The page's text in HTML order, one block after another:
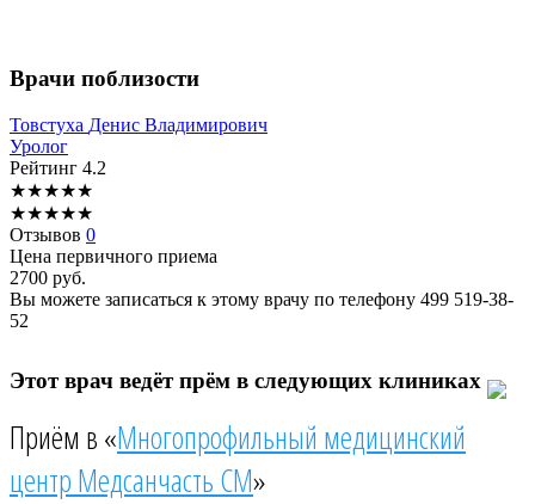
Врачи поблизости
Товстуха Денис Владимирович
Уролог
Рейтинг 4.2
★★★★★
★★★★★
Отзывов 0
Цена первичного приема
2700 руб.
Вы можете записаться к этому врачу по телефону 499 519-38-
52
Этот врач ведёт прём в следующих клиниках
Приём в «Многопрофильный медицинский
центр Медсанчасть СМ»